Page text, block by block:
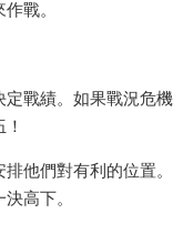
戰。
戰績。如果戰況危
他們對有利的位置。
高下。